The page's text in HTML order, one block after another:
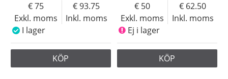
Exkl. moms
75
Inkl. moms
93.75
I lager
KÖP
Exkl. moms
50
Inkl. moms
62.50
Ej i lager
KÖP